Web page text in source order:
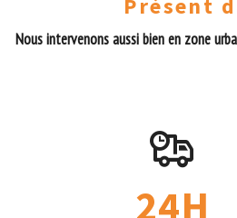
Présent
Nous intervenons aussi bien en zone
24H